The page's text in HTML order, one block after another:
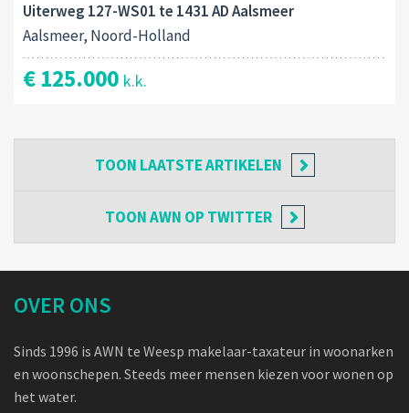
Uiterweg 127-WS01 te 1431 AD Aalsmeer
Aalsmeer, Noord-Holland
€ 125.000 k.k.
TOON LAATSTE ARTIKELEN
TOONAWN OP TWITTER
OVER ONS
Sinds 1996 is AWN te Weesp makelaar-taxateur in woonarken
en woonschepen. Steeds meer mensen kiezen voor wonen op
het water.